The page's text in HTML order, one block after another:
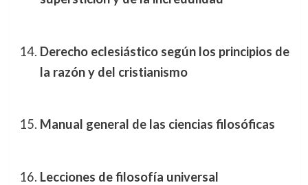
Derecho eclesiástico según los principios de
la razón y del cristianismo
Manual general de las ciencias filosóficas
Lecciones de filosofía universal